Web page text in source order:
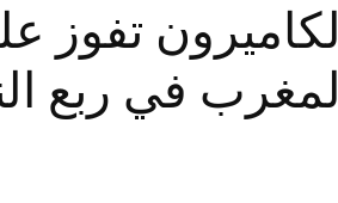
الكاميرون تفوز
المغرب في ربع